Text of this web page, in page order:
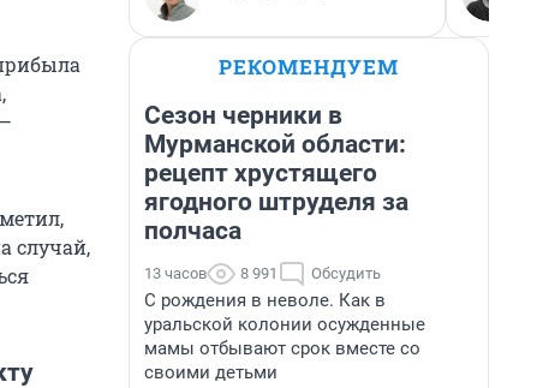
случай,
РЕКОМЕНДУЕМ
Сезон черники в
Мурманской области:
рецепт хрустящего
ягодного штруделя за
полчаса
13 часов 8 991 Обсудить
С рождения в неволе. Как в
уральской колонии осужденные
мамы отбывают срок вместе со
своими детьми